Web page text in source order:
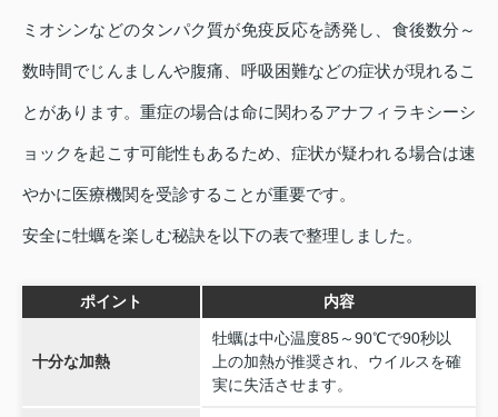
ミオシンなどのタンパク質が免疫反応を誘発し、食後数分～
数時間でじんましんや腹痛、呼吸困難などの症状が現れるこ
とがあります。重症の場合は命に関わるアナフィラキシーシ
ョックを起こす可能性もあるため、症状が疑われる場合は速
やかに医療機関を受診することが重要です。
安全に牡蠣を楽しむ秘訣を以下の表で整理しました。
ポイント 内容
十分な加熱
牡蠣は中心温度85～90℃で90秒以
上の加熱が推奨され、ウイルスを確
実に失活させます。